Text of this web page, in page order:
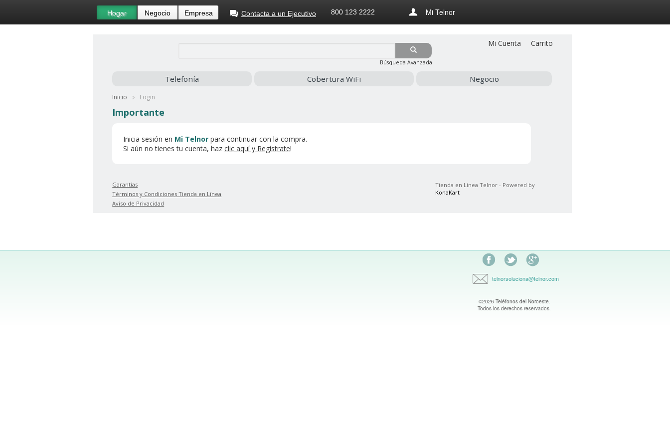
Hogar Negocio Empresa Contacta a un Ejecutivo 800 123 2222 Mi Telnor
Mi Cuenta Carrito
Búsqueda Avanzada
Telefonía Cobertura WiFi Negocio
Inicio Login
Importante
Inicia sesión en Mi Telnor para continuar con la compra.
Si aún no tienes tu cuenta, hazclic aquí y Regístrate!
Garantías
Términos y Condiciones Tienda en Línea
Aviso de Privacidad
Tienda en Línea Telnor - Powered by
KonaKart
FacebookSíguenos en Twitter
telnorsoluciona@telnor.com
©2026 Teléfonos del Noroeste.
Todos los derechos reservados.